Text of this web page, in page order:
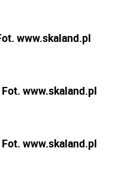
www.skaland.pl
www.skaland.pl
www.skaland.pl